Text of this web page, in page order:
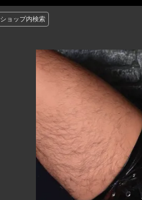
ショップ内検索